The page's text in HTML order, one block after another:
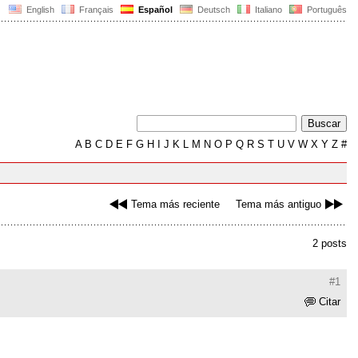
English Français Español Deutsch Italiano Português
AB C D E F G H J K L M N O P Q R S T U V W X Y Z #
Tema más reciente Tema más antiguo
2 posts
#1
Citar